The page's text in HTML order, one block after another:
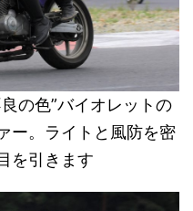
の色”バイオレットの
ー。ライトと風防を密
を引きます